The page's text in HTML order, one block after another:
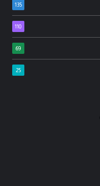
135
110
69
25